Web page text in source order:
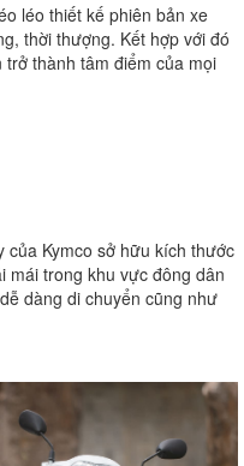
léo thiết kế phiên bản xe
thời thượng. Kết hợp với đó
thành tâm điểm của mọi
của Kymco sở hữu kích thước
mái trong khu vực đông dân
dàng di chuyển cũng như